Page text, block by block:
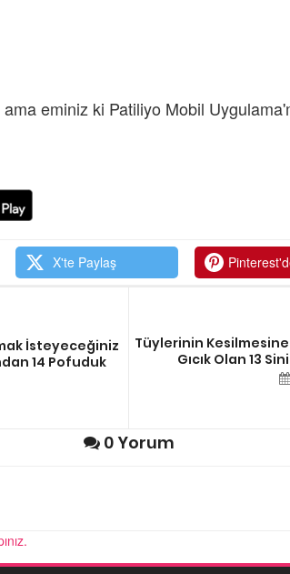
eminiz ki Patiliyo Mobil
X'te Paylaş
İsteyeceğiniz
14 Pofuduk
Tüylerinin
Gıcık Olan 13
0 Yorum